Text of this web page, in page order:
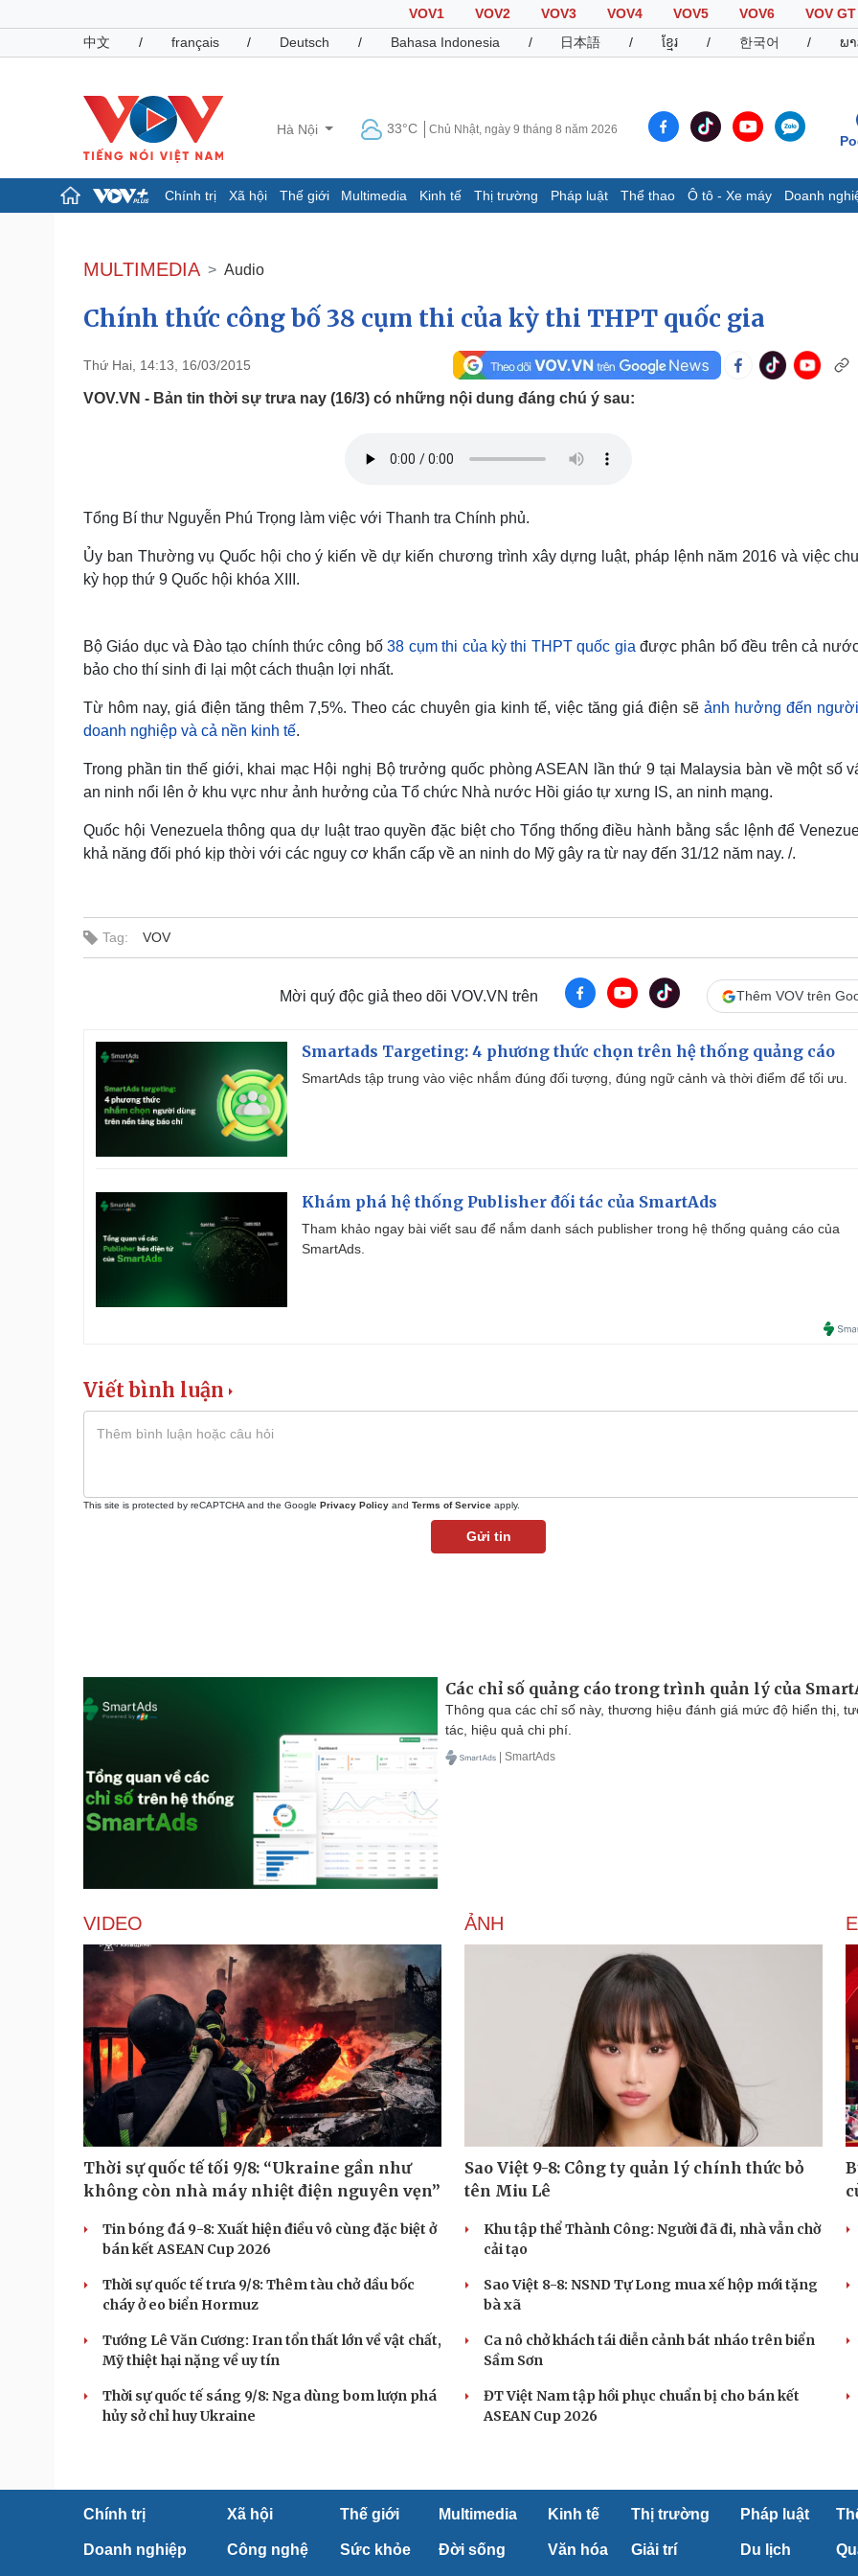
VOV1 VOV2 VOV3 VOV4 VOV5 VOV6
VOV GT
中文
/ français / Deutsch / Bahasa Indonesia / 日本語 / ខ្មែរ / 한국어 / ພ
Hà Nội 33°C Chủ Nhật, ngày 9 tháng 8 năm 2026
Chính trị Xã hội Thế giới Multimedia Kinh tế Thị trường Pháp luật Thể thao Ô tô - Xe máy Doanh
Đảng
Tổ chức nhân sự
Nhận diện sự thật
Giáo dục
Dấu ấn VOV
E-Magazine
Infographic
Pháp luật
Quân sự - Quốc phòng
Thể thao
Thế giới thể thao
Dinh dưỡng - món ngon
Cây thuốc
Nam khoa
Làm đẹp - giảm cân
Phòng mạch online
Ăn sạch sống khỏe
Nhà đẹp
Blog
Sân khấu - Điện ảnh
Nghệ sĩ
Cải chính
MULTIMEDIA Audio
Chính thức công bố 38 cụm thi của kỳ thi THPT quốc gia
Thứ Hai, 14:13, 16/03/2015
VOV.VN - Bản tin thời sự trưa nay (16/3) có những nội dung đáng chú ý sau:
Tổng Bí thư Nguyễn Phú Trọng làm việc với Thanh tra Chính phủ.
Ủy ban Thường vụ Quốc hội cho ý kiến về dự kiến chương trình xây dựng luật, pháp lệnh năm 2016 và việc
kỳ họp thứ 9 Quốc hội khóa XIII.
Bộ Giáo dục và Đào tạo chính thức công bố38 cụm thi của kỳ thi THPT quốc gia được phân bổ đều trên cả
bảo cho thí sinh đi lại một cách thuận lợi nhất.
Từ hôm nay, giá điện tăng thêm 7,5%. Theo các chuyên gia kinh tế, việc tăng giá điện sẽ ảnh hưởng đến
doanh nghiệp và cả nền kinh tế.
Trong phần tin thế giới, khai mạc Hội nghị Bộ trưởng quốc phòng ASEAN lần thứ 9 tại Malaysia bàn về một số
an ninh nổi lên ở khu vực như ảnh hưởng của Tổ chức Nhà nước Hồi giáo tự xưng IS, an ninh mạng.
Quốc hội Venezuela thông qua dự luật trao quyền đặc biệt cho Tổng thống điều hành bằng sắc lệnh để
khả năng đối phó kịp thời với các nguy cơ khẩn cấp về an ninh do Mỹ gây ra từ nay đến 31/12 năm nay. /.
Tag: VOV
Mời quý độc giả theo dõi VOV.VN trên Thêm VOV trên
Smartads Targeting: 4 phương thức chọn trên hệ thống quảng cáo
SmartAds tập trung vào việc nhắm đúng đối tượng, đúng ngữ cảnh và thời điểm để tối ưu.
Khám phá hệ thống Publisher đối tác của SmartAds
Tham khảo ngay bài viết sau để nắm danh sách publisher trong hệ thống quảng cáo của
SmartAds.
Viết bình luận
This site is protected by reCAPTCHA and the Google Privacy Policy and Terms of Service apply.
Gửi tin
Các chỉ số quảng cáo trong trình quản lý của
Thông qua các chỉ số này, thương hiệu đánh giá mức độ hiển thị,
tác, hiệu quả chi phí.
| SmartAds
VIDEO
Thời sự quốc tế tối 9/8: “Ukraine gần như
không còn nhà máy nhiệt điện nguyên vẹn”
Tin bóng đá 9-8: Xuất hiện điều vô cùng đặc biệt ở
bán kết ASEAN Cup 2026
Thời sự quốc tế trưa 9/8: Thêm tàu chở dầu bốc
cháy ở eo biển Hormuz
Tướng Lê Văn Cương: Iran tổn thất lớn về vật chất,
Mỹ thiệt hại nặng về uy tín
Thời sự quốc tế sáng 9/8: Nga dùng bom lượn phá
hủy sở chỉ huy Ukraine
ẢNH
Sao Việt 9-8: Công ty quản lý chính thức bỏ
tên Miu Lê
Khu tập thể Thành Công: Người đã đi, nhà vẫn chờ
cải tạo
Sao Việt 8-8: NSND Tự Long mua xế hộp mới tặng
bà xã
Ca nô chở khách tái diễn cảnh bát nháo trên biển
Sầm Sơn
ĐT Việt Nam tập hồi phục chuẩn bị cho bán kết
ASEAN Cup 2026
Chính trị Xã hội Thế giới Multimedia Kinh tế Thị trường Pháp luật
Doanh nghiệp Công nghệ Sức khỏe Đời sống Văn hóa Giải trí Du lịch